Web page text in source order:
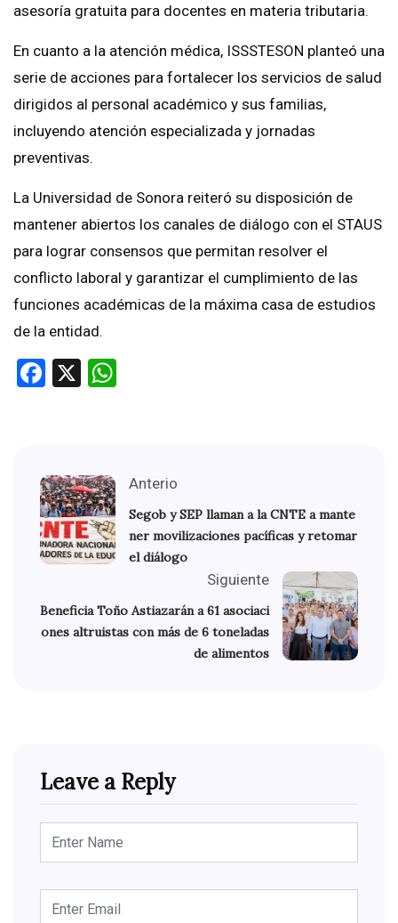
asesoría gratuita para docentes en materia tributaria.
En cuanto a la atención médica, ISSSTESON planteó una
serie de acciones para fortalecer los servicios de salud
dirigidos al personal académico y sus familias,
incluyendo atención especializada y jornadas
preventivas.
La Universidad de Sonora reiteró su disposición de
mantener abiertos los canales de diálogo con el STAUS
para lograr consensos que permitan resolver el
conflicto laboral y garantizar el cumplimiento de las
funciones académicas de la máxima casa de estudios
de la entidad.
Facebook
X
Anterio
Segob y SEP llaman a la CNTE a mante
ner movilizaciones pacíficas y retomar
el diálogo
Siguiente
Beneficia Toño Astiazarán a 61 asociaci
ones altruistas con más de 6 toneladas
de alimentos
Leave a Reply